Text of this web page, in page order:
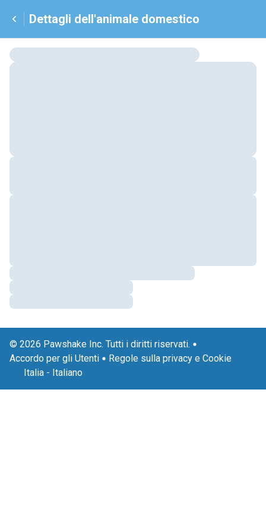
Dettagli dell'animale domestico
© 2026 Pawshake Inc. Tutti i diritti riservati.
Accordo per gli Utenti
Regole sulla privacy e Cookie
Italia - Italiano